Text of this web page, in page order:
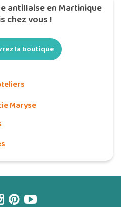
antillaise en Martinique
chez vous !
la boutique
Maryse